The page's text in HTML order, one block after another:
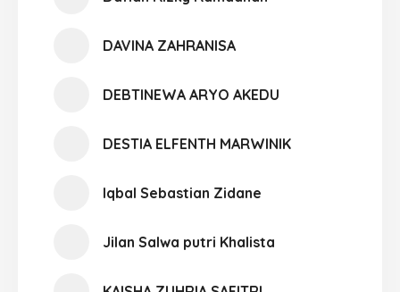
DAVINA ZAHRANISA
DEBTINEWA ARYO AKEDU
DESTIA ELFENTH MARWINIK
Iqbal Sebastian Zidane
Jilan Salwa putri Khalista